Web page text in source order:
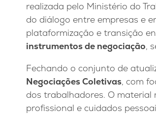
realizada pelo Ministério do
do diálogo entre empresas e
plataformização e transição
instrumentos de negociação,
Fechando o conjunto de
Negociações Coletivas, com
dos trabalhadores. O material
profissional e cuidados